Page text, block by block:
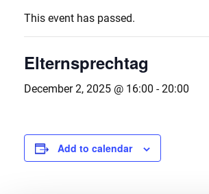
This event has passed.
Elternsprechtag
December 2, 2025 @ 16:00 -20:00
Add to calendar